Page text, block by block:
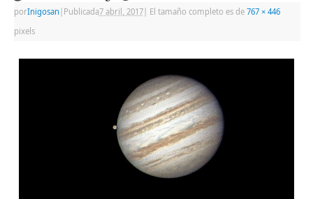
porInigosan Publicada7 abril, 2017| El tamaño completo es de 767 × 446
pixels